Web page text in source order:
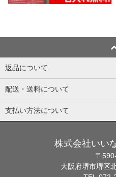
返品について
配送・送料について
支払い方法について
株式会社いい
〒
大阪府堺市堺区